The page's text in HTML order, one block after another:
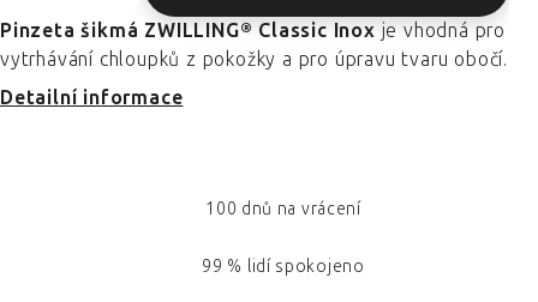
Pinzeta šikmá ZWILLING® Classic Inox je vhodná pro
vytrhávání chloupků z pokožky a pro úpravu tvaru obočí.
Detailní informace
100 dnů na vrácení
99 % lidí spokojeno